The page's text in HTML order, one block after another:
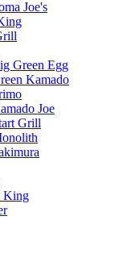
Joe's
Green Egg
Kamado
Joe
Grill
King